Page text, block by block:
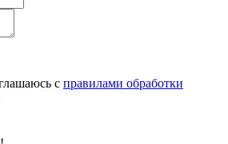
с правилами обработки